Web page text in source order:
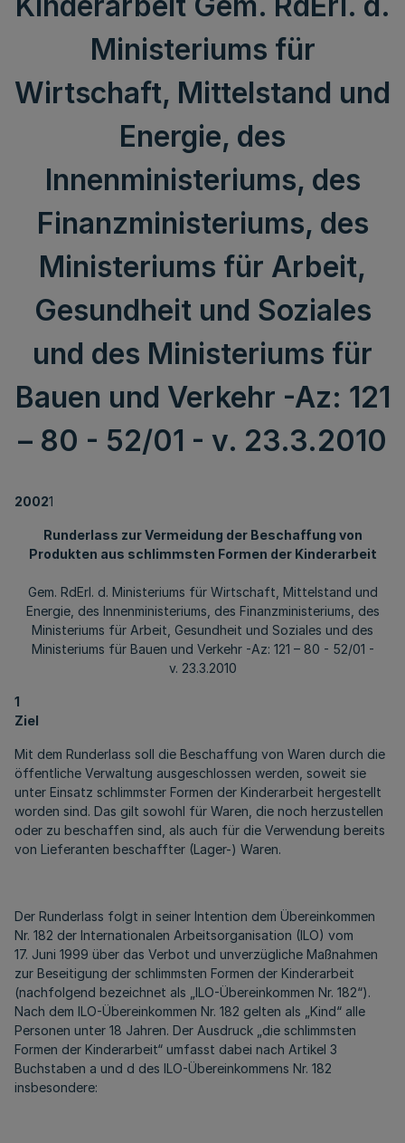
Ministeriums für
Wirtschaft, Mittelstand und
Energie, des
Innenministeriums, des
Finanzministeriums, des
Ministeriums für Arbeit,
Gesundheit und Soziales
und des Ministeriums für
Bauen und Verkehr -Az: 121
– 80 - 52/01 - v. 23.3.2010
20021
Runderlass zur Vermeidung der Beschaffung von
Produkten aus schlimmsten Formen der Kinderarbeit
Gem. RdErl. d. Ministeriums für Wirtschaft, Mittelstand und
Energie, des Innenministeriums, des Finanzministeriums, des
Ministeriums für Arbeit, Gesundheit und Soziales und des
Ministeriums für Bauen und Verkehr -Az: 121 – 80 - 52/01 -
v. 23.3.2010
1
Ziel
Mit dem Runderlass soll die Beschaffung von Waren durch die
öffentliche Verwaltung ausgeschlossen werden, soweit sie
unter Einsatz schlimmster Formen der Kinderarbeit hergestellt
worden sind. Das gilt sowohl für Waren, die noch herzustellen
oder zu beschaffen sind, als auch für die Verwendung bereits
von Lieferanten beschaffter (Lager-) Waren.
Der Runderlass folgt in seiner Intention dem Übereinkommen
Nr. 182 der Internationalen Arbeitsorganisation (ILO) vom
17. Juni 1999 über das Verbot und unverzügliche Maßnahmen
zur Beseitigung der schlimmsten Formen der Kinderarbeit
(nachfolgend bezeichnet als „ILO-Übereinkommen Nr. 182“).
Nach dem ILO-Übereinkommen Nr. 182 gelten als „Kind“ alle
Personen unter 18 Jahren. Der Ausdruck „die schlimmsten
Formen der Kinderarbeit“ umfasst dabei nach Artikel 3
Buchstaben a und d des ILO-Übereinkommens Nr. 182
insbesondere: